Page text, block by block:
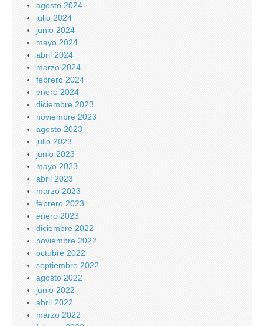
agosto 2024
julio 2024
junio 2024
mayo 2024
abril 2024
marzo 2024
febrero 2024
enero 2024
diciembre 2023
noviembre 2023
agosto 2023
julio 2023
junio 2023
mayo 2023
abril 2023
marzo 2023
febrero 2023
enero 2023
diciembre 2022
noviembre 2022
octubre 2022
septiembre 2022
agosto 2022
junio 2022
abril 2022
marzo 2022